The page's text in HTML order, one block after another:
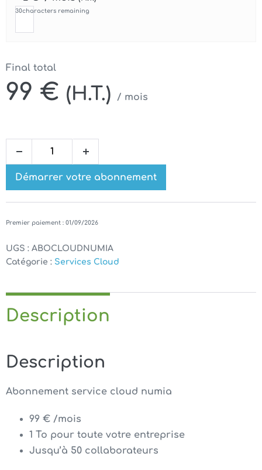
30characters remaining
Final total
99 € (H.T.) / mois
quantity
quantité
de
Abonnement
service
numia
quantity
Démarrer votre abonnement
Premier paiement : 01/09/2026
UGS : ABOCLOUDNUMIA
Catégorie : Services Cloud
Description
Description
Abonnement service cloud numia
99 € /mois
1 To pour toute votre entreprise
Jusqu’à 50 collaborateurs